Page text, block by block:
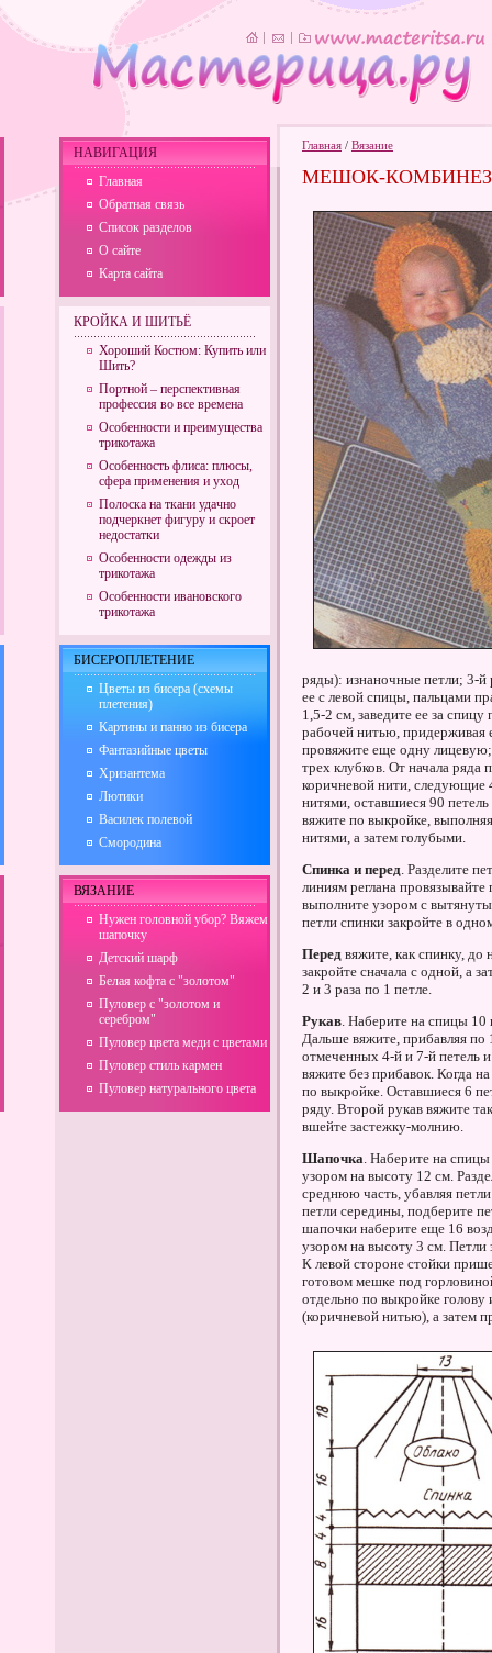
Главная / Вязание
МЕШОК-
ряды): изнаночные петли; 3-й
ее с левой спицы, пальцами
1,5-2 см, заведите ее за
рабочей нитью, придерживая
провяжите еще одну
трех клубков. От начала ряда
коричневой нити, следующие
нитями, оставшиеся 90
вяжите по выкройке,
нитями, а затем голубыми.
Спинка и перед. Разделите
линиям реглана
выполните узором с
петли спинки закройте в
Перед вяжите, как спинку, до
закройте сначала с одной, а
2 и 3 раза по 1 петле.
Рукав. Наберите на спицы 10
Дальше вяжите, прибавляя по
отмеченных 4-й и 7-й петель
вяжите без прибавок. Когда
по выкройке. Оставшиеся 6
ряду. Второй рукав вяжите
вшейте застежку-молнию.
Шапочка. Наберите на
узором на высоту 12 см.
среднюю часть, убавляя
петли середины, подберите
шапочки наберите еще 16
узором на высоту 3 см. Петли
К левой стороне стойки
готовом мешке под
отдельно по выкройке голову
(коричневой нитью), а затем
НАВИГАЦИЯ
Главная
Обратная связь
Список разделов
О сайте
Карта сайта
КРОЙКА И ШИТЬЁ
Хороший Костюм: Купить или
Шить?
Портной – перспективная
профессия во все времена
Особенности и преимущества
трикотажа
Особенность флиса: плюсы,
сфера применения и уход
Полоска на ткани удачно
подчеркнет фигуру и скроет
недостатки
Особенности одежды из
трикотажа
Особенности ивановского
трикотажа
БИСЕРОПЛЕТЕНИЕ
Цветы из бисера (схемы
плетения)
Картины и панно из бисера
Фантазийные цветы
Хризантема
Лютики
Василек полевой
Смородина
ВЯЗАНИЕ
Нужен головной убор? Вяжем
шапочку
Детский шарф
Белая кофта с "золотом"
Пуловер с "золотом и
серебром"
Пуловер цвета меди с цветами
Пуловер стиль кармен
Пуловер натурального цвета